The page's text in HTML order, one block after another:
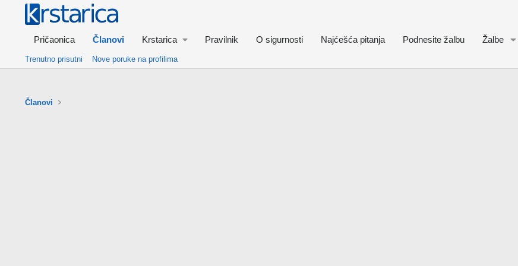
Pričaonica Članovi Krstarica Pravilnik O sigurnosti Najćešća pitanja Podnesite žalbu Žalbe
Trenutno prisutni Nove poruke na profilima
Članovi